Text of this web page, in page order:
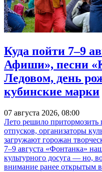
Куда пойти 7–9
Афиши», песни
Ледовом, день
кубинские марки
07 августа 2026, 08:00
Лето решило притормозить
отпусков, организаторы
загружают горожан
7–9 августа «Фонтанка»
культурного досуга — но,
внимание ранее открытым